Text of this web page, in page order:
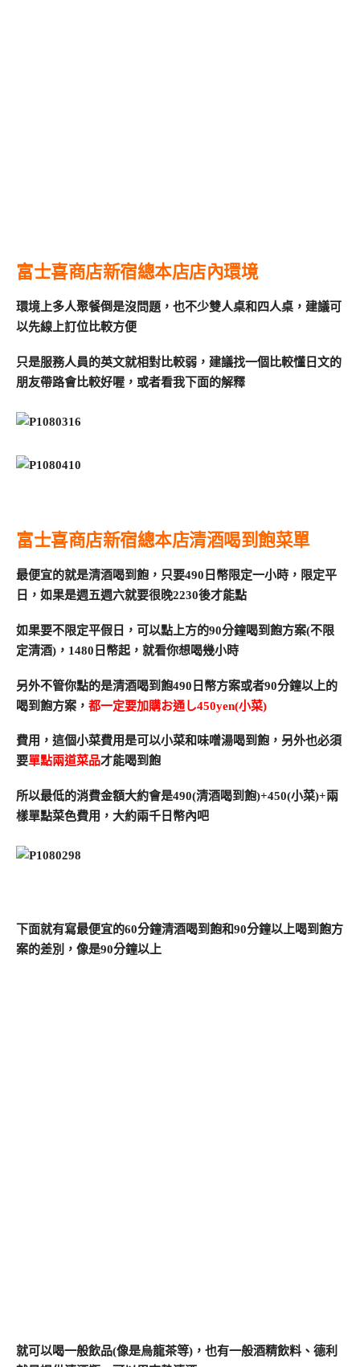
富士喜商店新宿總本店店內環境
環境上多人聚餐倒是沒問題，也不少雙人桌和四人桌，建議可
以先線上訂位比較方便
只是服務人員的英文就相對比較弱，建議找一個比較懂日文的
朋友帶路會比較好喔，或者看我下面的解釋
富士喜商店新宿總本店清酒喝到飽菜單
最便宜的就是清酒喝到飽，只要490日幣限定一小時，限定平
日，如果是週五週六就要很晚2230後才能點
如果要不限定平假日，可以點上方的90分鐘喝到飽方案(不限
定清酒)，1480日幣起，就看你想喝幾小時
另外不管你點的是清酒喝到飽490日幣方案或者90分鐘以上的
喝到飽方案， 都一定要加購お通し450yen(小菜)
費用，這個小菜費用是可以小菜和味噌湯喝到飽，另外也必須
要單點兩道菜品才能喝到飽
所以最低的消費金額大約會是490(清酒喝到飽)+450(小菜)+兩
樣單點菜色費用，大約兩千日幣內吧
下面就有寫最便宜的60分鐘清酒喝到飽和90分鐘以上喝到飽方
案的差別，像是90分鐘以上
就可以喝一般飲品(像是烏龍茶等)，也有一般酒精飲料、德利